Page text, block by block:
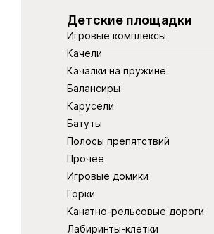
Детские площадки
Игровые комплексы
Качели
Качалки на пружине
Балансиры
Карусели
Батуты
Полосы препятствий
Прочее
Игровые домики
Горки
Канатно-рельсовые дороги
Лабиринты-клетки